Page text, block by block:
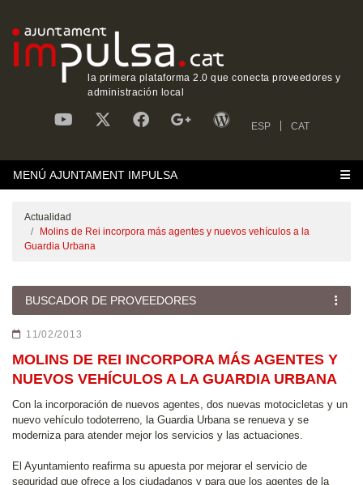
la primera plataforma 2.0 que conecta proveedores y
administración local
ESP CAT
MENÚ AJUNTAMENT IMPULSA
Actualidad
Molins de Rei incorpora más agentes y nuevos vehículos a la
Guardia Urbana
BUSCADOR DE PROVEEDORES
11/02/2013
MOLINS DE REI INCORPORA MÁS AGENTES Y
NUEVOS VEHÍCULOS A LA GUARDIA URBANA
Con la incorporación de nuevos agentes, dos nuevas motocicletas y un
nuevo vehículo todoterreno, la Guardia Urbana se renueva y se
moderniza para atender mejor los servicios y las actuaciones.
El Ayuntamiento reafirma su apuesta por mejorar el servicio de
seguridad que ofrece a los ciudadanos y para que los agentes de la